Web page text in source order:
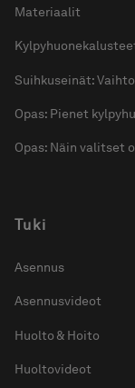
Materiaalit
Suihkuseinät:
Opas: Pienet
Opas: Näin valitset
Tuki
Asennus
Asennusvideot
Huolto & Hoito
Huoltovideot